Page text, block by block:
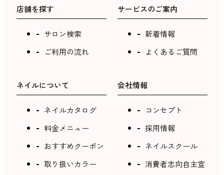
店舗を探す
サロン検索
ご利用の流れ
サービスのご案内
新着情報
よくあるご質問
ネイルについて
ネイルカタログ
料金メニュー
おすすめクーポン
取り扱いカラー
会社情報
コンセプト
採用情報
ネイルスクール
消費者志向自主宣